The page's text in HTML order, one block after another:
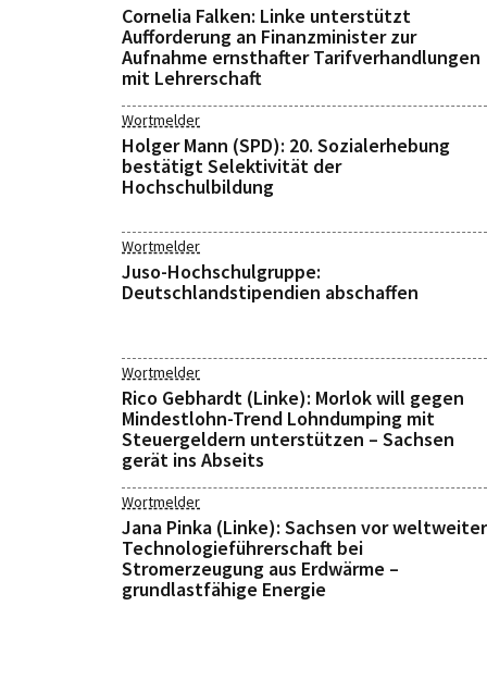
Cornelia Falken: Linke unterstützt
Aufforderung an Finanzminister zur
Aufnahme ernsthafter Tarifverhandlungen
mit Lehrerschaft
Wortmelder
Holger Mann (SPD): 20. Sozialerhebung
bestätigt Selektivität der
Hochschulbildung
Wortmelder
Juso-Hochschulgruppe:
Deutschlandstipendien abschaffen
Wortmelder
Rico Gebhardt (Linke): Morlok will gegen
Mindestlohn-Trend Lohndumping mit
Steuergeldern unterstützen – Sachsen
gerät ins Abseits
Wortmelder
Jana Pinka (Linke): Sachsen vor weltweiter
Technologieführerschaft bei
Stromerzeugung aus Erdwärme –
grundlastfähige Energie